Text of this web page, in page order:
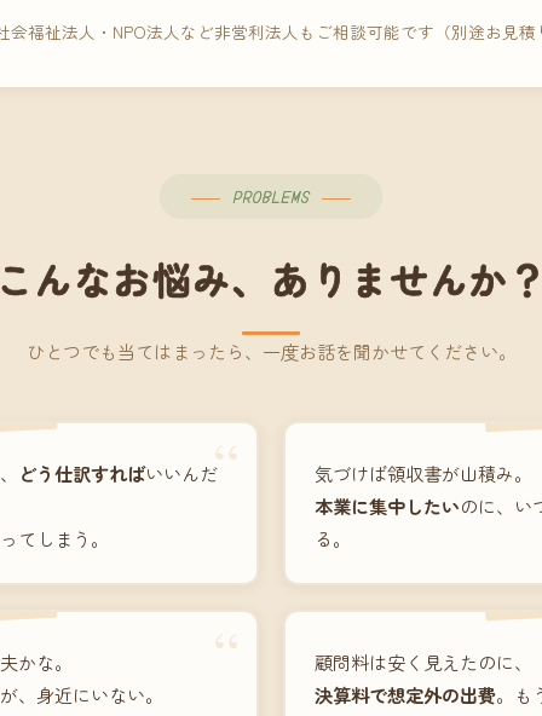
福祉法人・NPO法人など非営利法人もご相談可能です（別途お見積
PROBLEMS
んなお悩み、ありませんか？
ひとつでも当てはまったら、一度お話を聞かせてください。
“
どう仕訳すればいいんだ
てしまう。
気づけば領収書が山積み。
本業に集中したいのに、い
る。
“
かな。
、身近にいない。
顧問料は安く見えたのに、
決算料で想定外の出費。も